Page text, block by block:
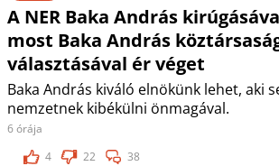
A NER Baka András
most Baka András
választásával ér véget
Baka András kiváló elnökünk lehet, aki
nemzetnek kibékülni önmagával.
6 órája
4
22 38